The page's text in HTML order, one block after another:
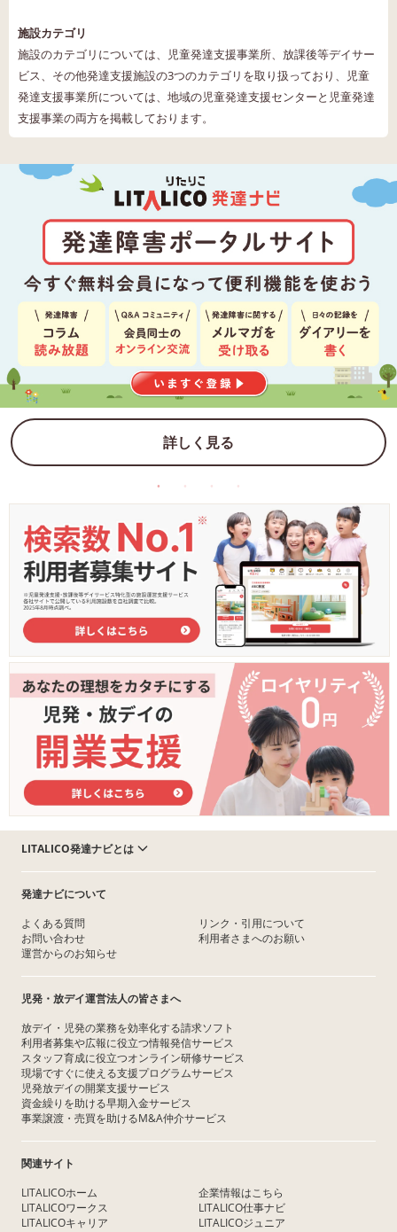
施設カテゴリ
施設のカテゴリについては、児童発達支援事業所、放課後等デイサー
ビス、その他発達支援施設の3つのカテゴリを取り扱っており、児童
発達支援事業所については、地域の児童発達支援センターと児童発達
支援事業の両方を掲載しております。
詳しく見る
LITALICO発達ナビとは
発達ナビについて
よくある質問
お問い合わせ
運営からのお知らせ
リンク・引用について
利用者さまへのお願い
児発・放デイ運営法人の皆さまへ
放デイ・児発の業務を効率化する請求ソフト
利用者募集や広報に役立つ情報発信サービス
スタッフ育成に役立つオンライン研修サービス
現場ですぐに使える支援プログラムサービス
児発放デイの開業支援サービス
資金繰りを助ける早期入金サービス
事業譲渡・売買を助けるM&A仲介サービス
関連サイト
LITALICOホーム
LITALICOワークス
LITALICOキャリア
企業情報はこちら
LITALICO仕事ナビ
LITALICOジュニア